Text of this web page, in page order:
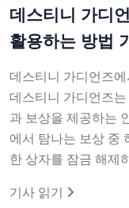
데스티니 가디
활용하는 방법
데스티니 가디언즈
데스티니 가디언즈
과 보상을 제공하는
에서 탐나는 보상 중
한 상자를 잠금 해제
기사 읽기